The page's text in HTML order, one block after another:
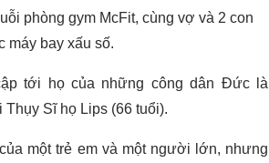
phòng gym McFit, cùng vợ và 2 con
máy bay xấu số.
tới họ của những công dân Đức là
Sĩ họ Lips (66 tuổi).
một trẻ em và một người lớn, nhưng